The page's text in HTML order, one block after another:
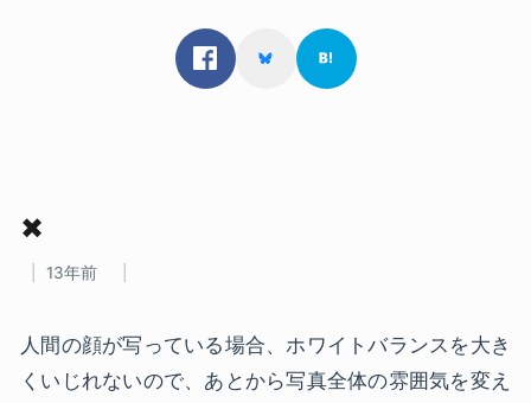
✖
13年前
人間の顔が写っている場合、ホワイトバランスを大き
くいじれないので、あとから写真全体の雰囲気を変え